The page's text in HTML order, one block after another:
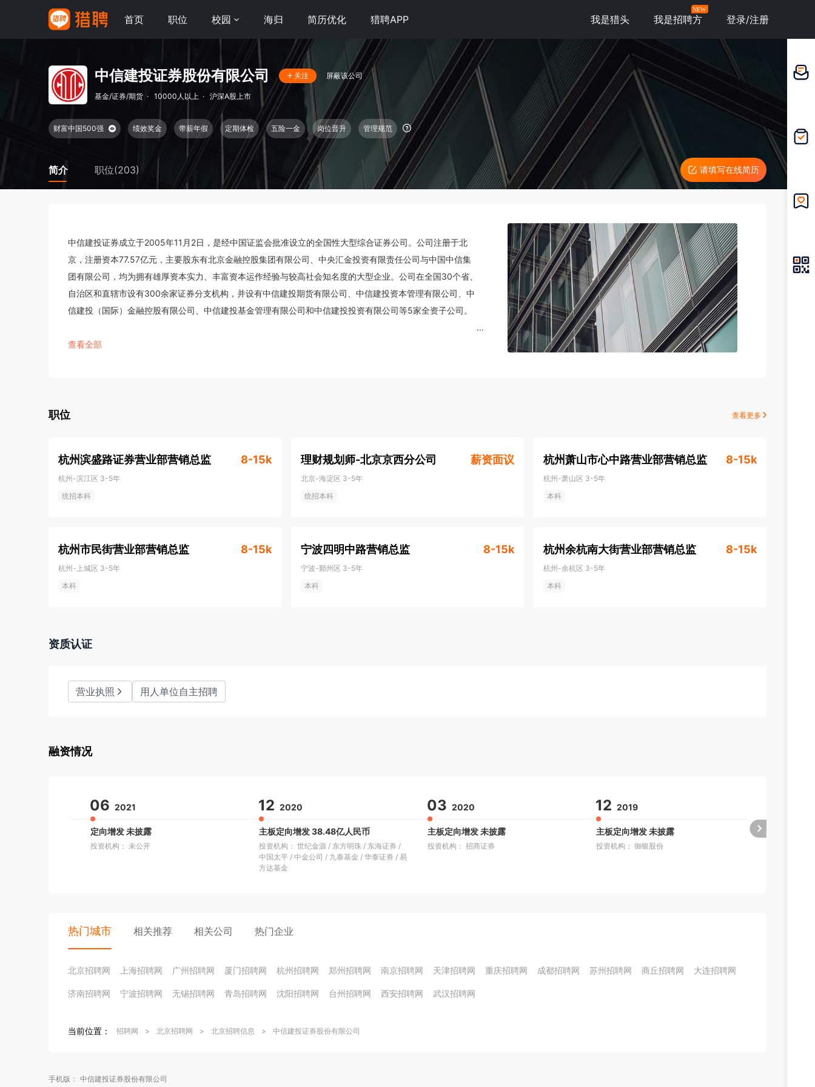
首页 职位 校园 海归 简历优化 猎聘APP 我是猎头 我是招聘方
NEW
登录/注册
中信建投证券股份有限公司 关注 屏蔽该公司
基金/证券/期货 · 10000人以上 · 沪深A股上市
财富中国500强 绩效奖金 带薪年假 定期体检 五险一金 岗位晋升 管理规范
简介 职位(203) 请填写在线简历
中信建投证券成立于2005年11月2日，是经中国证监会批准设立的全国性大型综合证券公司。公司注册于北
京，注册资本77.57亿元，主要股东有北京金融控股集团有限公司、中央汇金投资有限责任公司与中国中信集
团有限公司，均为拥有雄厚资本实力、丰富资本运作经验与较高社会知名度的大型企业。公司在全国30个省、
自治区和直辖市设有300余家证券分支机构，并设有中信建投期货有限公司、中信建投资本管理有限公司、中
信建投（国际）金融控股有限公司、中信建投基金管理有限公司和中信建投投资有限公司等5家全资子公司。
2016年12月9日，中信建投证券在香港联交所上市，股票代码6066.HK；2018年6月20日，公司在上海证券
...
查看全部
职位 查看更多
杭州滨盛路证券营业部营销总监 8-15k
杭州-滨江区 3-5年
统招本科
理财规划师-北京京西分公司 薪资面议
北京-海淀区 3-5年
统招本科
杭州萧山市心中路营业部营销总监 8-15k
杭州-萧山区 3-5年
本科
杭州市民街营业部营销总监 8-15k
杭州-上城区 3-5年
本科
宁波四明中路营销总监 8-15k
宁波-鄞州区 3-5年
本科
杭州余杭南大街营业部营销总监 8-15k
杭州-余杭区 3-5年
本科
资质认证
营业执照 用人单位自主招聘
融资情况
06 2021
定向增发 未披露
投资机构： 未公开
12 2020
主板定向增发 38.48亿人民币
投资机构： 世纪金源 / 东方明珠 / 东海证券 /
中国太平 / 中金公司 / 九泰基金 / 华泰证券 / 易
方达基金
03 2020
主板定向增发 未披露
投资机构： 招商证券
12 2019
主板定向增发 未披露
投资机构： 御银股份
热门城市 相关推荐 相关公司 热门企业
北京招聘网 上海招聘网 广州招聘网 厦门招聘网 杭州招聘网 郑州招聘网 南京招聘网 天津招聘网 重庆招聘网 成都招聘网 苏州招聘网 商丘招聘网 大连招聘网
济南招聘网 宁波招聘网 无锡招聘网 青岛招聘网 沈阳招聘网 台州招聘网 西安招聘网 武汉招聘网
当前位置： 招聘网 > 北京招聘网 > 北京招聘信息 > 中信建投证券股份有限公司
手机版： 中信建投证券股份有限公司